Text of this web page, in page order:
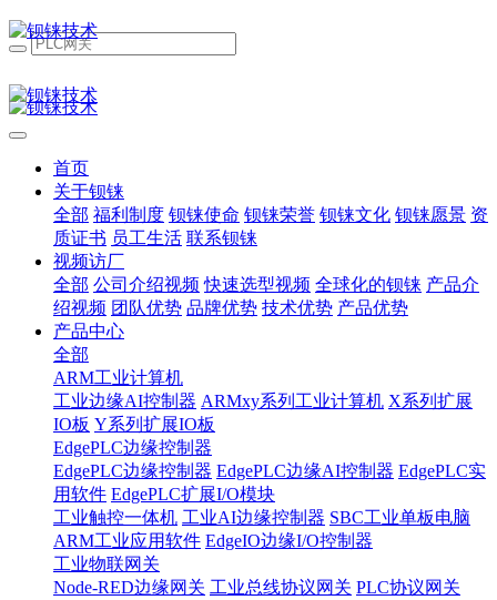
首页
关于钡铼
全部 福利制度 钡铼使命 钡铼荣誉 钡铼文化 钡铼愿景 资
质证书 员工生活 联系钡铼
视频访厂
全部 公司介绍视频 快速选型视频 全球化的钡铼 产品介
绍视频 团队优势 品牌优势 技术优势 产品优势
产品中心
全部
ARM工业计算机
工业边缘AI控制器 ARMxy系列工业计算机 X系列扩展
IO板 Y系列扩展IO板
EdgePLC边缘控制器
EdgePLC边缘控制器 EdgePLC边缘AI控制器 EdgePLC实
用软件 EdgePLC扩展I/O模块
工业触控一体机 工业AI边缘控制器 SBC工业单板电脑
ARM工业应用软件 EdgeIO边缘I/O控制器
工业物联网关
Node-RED边缘网关 工业总线协议网关 PLC协议网关